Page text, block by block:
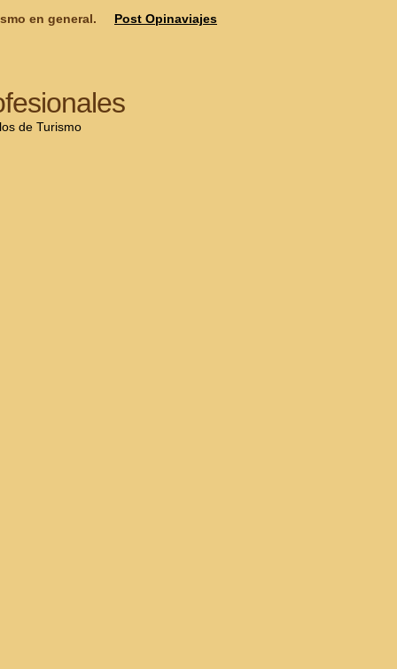
en general. Post Opinaviajes
de Turismo